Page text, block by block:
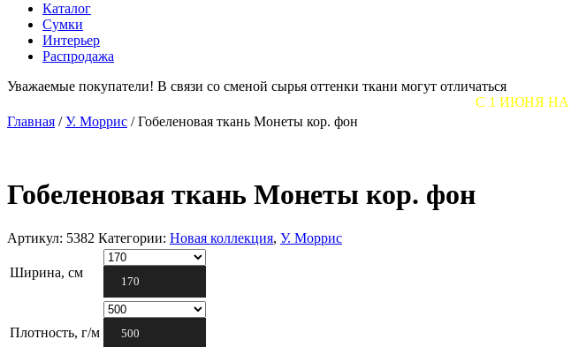
Каталог
Сумки
Интерьер
Распродажа
Уважаемые покупатели! В связи со сменой сырья оттенки ткани могут отличаться
С 1 ИЮНЯ НА
Главная /У. Моррис /Гобеленовая ткань Монеты кор. фон
Гобеленовая ткань Монеты кор. фон
Артикул: 5382 Категории: Новая коллекция, У. Моррис
Ширина, см
170
Плотность, г/м 500